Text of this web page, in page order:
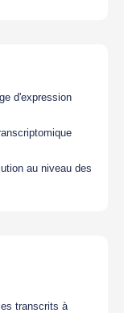
d'expression
au niveau des
transcrits à